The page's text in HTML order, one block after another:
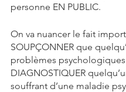
personne EN PUBLIC.
On va nuancer le fait
SOUPÇONNER que
problèmes
DIAGNOSTIQUER
souffrant d’une maladie